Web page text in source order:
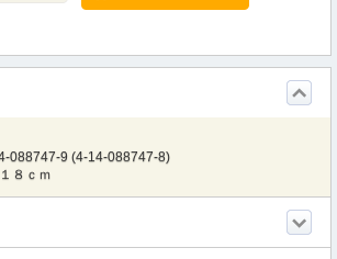
088747-9 (4-14-088747-8)
８ｃｍ